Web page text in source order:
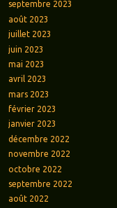
septembre 2023
août 2023
juillet 2023
juin 2023
mai 2023
avril 2023
mars 2023
février 2023
janvier 2023
décembre 2022
novembre 2022
octobre 2022
septembre 2022
août 2022